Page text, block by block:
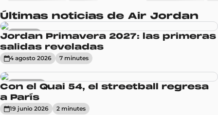
Últimas noticias de Air Jordan
Sneakers
Jordan Primavera 2027: las primeras
salidas reveladas
4 agosto 2026 7 minutes
Actualidad
Con el Quai 54, el streetball regresa
a París
19 junio 2026 2 minutes